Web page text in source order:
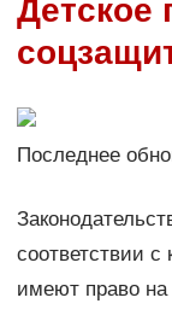
Детское
Последнее
соответствии
имеют право